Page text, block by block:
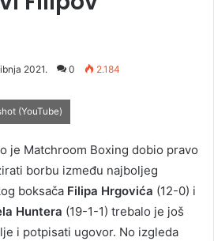
2021. 0 2.184
(YouTube)
je Matchroom Boxing dobio pravo
borbu između najboljeg
boksača Filipa Hrgovića (12-0) i
Huntera (19-1-1) trebalo je još
i potpisati ugovor. No izgleda